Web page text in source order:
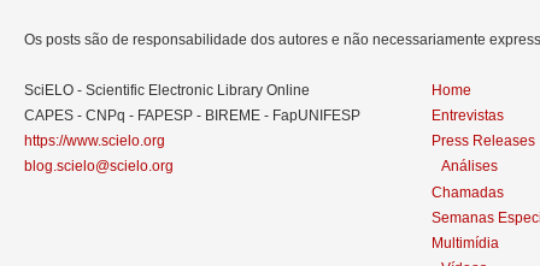
Os posts são de responsabilidade dos autores e não necessariamente
SciELO - Scientific Electronic Library Online
CAPES - CNPq - FAPESP - BIREME - FapUNIFESP
https://www.scielo.org
blog.scielo@scielo.org
Home
Entrevistas
Press Releases
Análises
Chamadas
Semanas
Multimídia